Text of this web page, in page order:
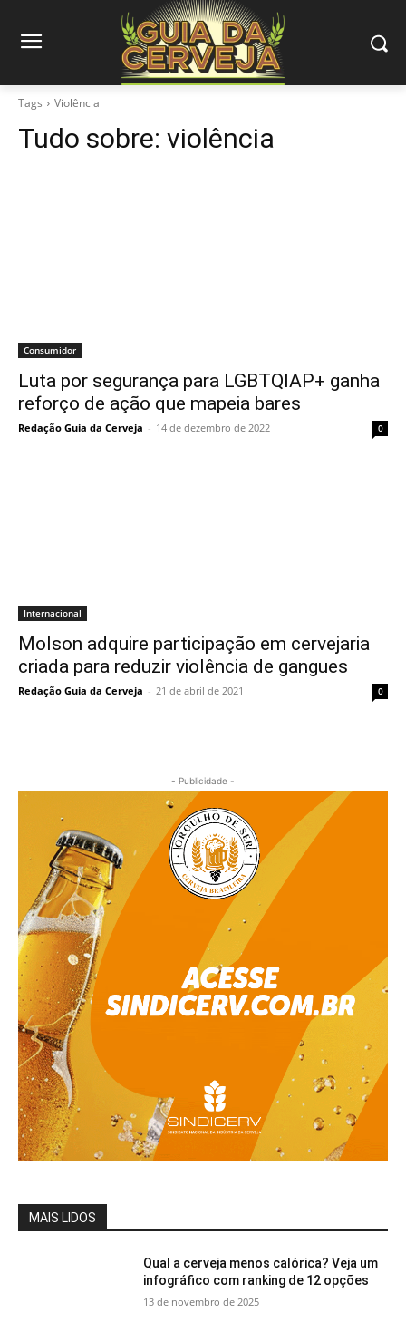
Tags Violência
Tudo sobre: violência
Consumidor
Luta por segurança para LGBTQIAP+ ganha
reforço de ação que mapeia bares
Redação Guia da Cerveja - 14 de dezembro de 2022 0
Internacional
Molson adquire participação em cervejaria
criada para reduzir violência de gangues
Redação Guia da Cerveja - 21 de abril de 2021 0
- Publicidade -
MAIS LIDOS
Qual a cerveja menos calórica? Veja um
infográfico com ranking de 12 opções
13 de novembro de 2025